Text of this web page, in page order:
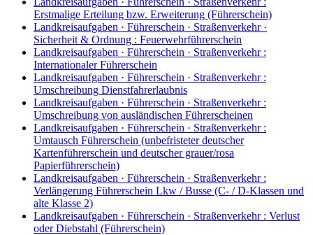
Erstmalige Erteilung bzw. Erweiterung (Führerschein)
Landkreisaufgaben · Führerschein · Straßenverkehr ·
Sicherheit & Ordnung : Feuerwehrführerschein
Landkreisaufgaben · Führerschein · Straßenverkehr :
Internationaler Führerschein
Landkreisaufgaben · Führerschein · Straßenverkehr :
Umschreibung Dienstfahrerlaubnis
Landkreisaufgaben · Führerschein · Straßenverkehr :
Umschreibung von ausländischen Führerscheinen
Landkreisaufgaben · Führerschein · Straßenverkehr :
Umtausch Führerschein (unbefristeter deutscher
Kartenführerschein und deutscher grauer/rosa
Papierführerschein)
Landkreisaufgaben · Führerschein · Straßenverkehr :
Verlängerung Führerschein Lkw / Busse (C- / D-Klassen und
alte Klasse 2)
Landkreisaufgaben · Führerschein · Straßenverkehr : Verlust
oder Diebstahl (Führerschein)